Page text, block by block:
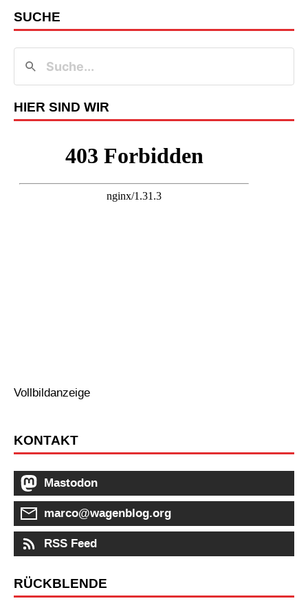
SUCHE
HIER SIND WIR
Vollbildanzeige
KONTAKT
Mastodon
marco@wagenblog.org
RSS Feed
RÜCKBLENDE